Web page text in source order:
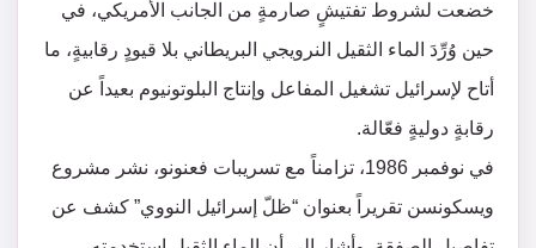
خضعت لشروط تفتيشٍ صارمةٍ من الجانب الأمريكي، في
حين وُرِّدَ الماء الثقيل النرويجي البريطاني بلا قيودٍ رقابيةٍ، ما
أتاح لإسرائيل تشغيل المفاعل وإنتاج البلوتونيوم بعيداً عن
رقابةٍ دوليةٍ فعّالة.
في نوفمبر 1986، تزامناً مع تسريبات فعنونو، نشر مشروع
ويسكونسن تقريراً بعنوان “ظلّ إسرائيل النووي” كشف عن